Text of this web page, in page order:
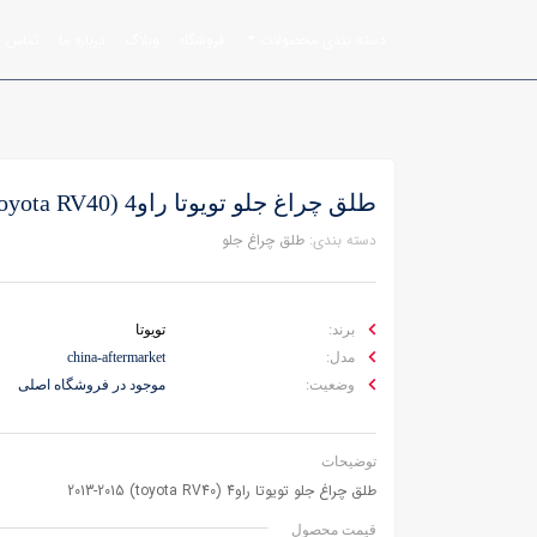
طلق چراغ جلو تویوتا راو4 (toyota RV40) 2013-2015
دسته بندی: طلق چراغ جلو
برند:
تویوتا
مدل:
china-aftermarket
وضعیت:
موجود در فروشگاه اصلی
توضیحات
طلق چراغ جلو تویوتا راو4 (toyota RV40) 2013-2015
قیمت محصول